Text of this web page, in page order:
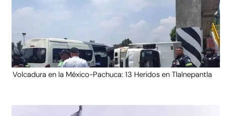
Volcadura en la México-Pachuca: 13 Heridos en Tlalnepantla